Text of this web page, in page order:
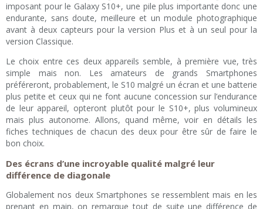
imposant pour le Galaxy S10+, une pile plus importante donc une
endurante, sans doute, meilleure et un module photographique
avant à deux capteurs pour la version Plus et à un seul pour la
version Classique.
Le choix entre ces deux appareils semble, à première vue, très
simple mais non. Les amateurs de grands Smartphones
préféreront, probablement, le S10 malgré un écran et une batterie
plus petite et ceux qui ne font aucune concession sur l’endurance
de leur appareil, opteront plutôt pour le S10+, plus volumineux
mais plus autonome. Allons, quand même, voir en détails les
fiches techniques de chacun des deux pour être sûr de faire le
bon choix.
Des écrans d’une incroyable qualité malgré leur
différence de diagonale
Globalement nos deux Smartphones se ressemblent mais en les
prenant en main, on remarque tout de suite une différence de